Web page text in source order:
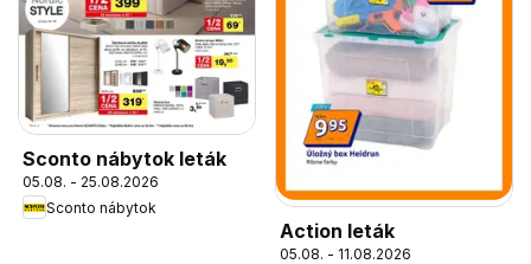
Sconto nábytok leták
05.08. - 25.08.2026
Sconto nábytok
Action leták
05.08. - 11.08.2026